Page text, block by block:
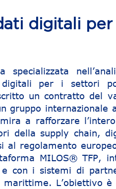
digitali per
specializzata
digitali per i settori
un contratto del
gruppo internazionale
a rafforzare
della supply chain,
al regolamento
MILOS® TFP,
e con i sistemi di
L’obiettivo è